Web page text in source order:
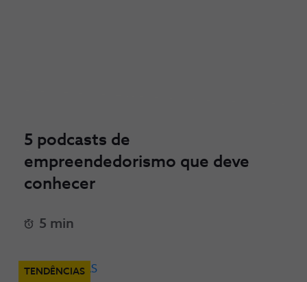
5 podcasts de
empreendedorismo que deve
conhecer
5 min
TENDÊNCIAS